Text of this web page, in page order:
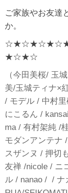
ご家族やお友達
か。
★☆★☆
（今田美桜/ 玉
美/玉城ティナ×
/ モデル / 中村
にこるん /
ma / 有村架純 /
モダンアンテナ
スザンヌ / 押切
友禅 /nicole / ニ
ル / nanao / / ナ